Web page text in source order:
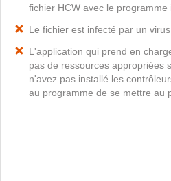
fichier HCW avec le
Le fichier est infecté par un
L'application qui prend en
pas de ressources appropriées
n'avez pas installé les
au programme de se mettre au